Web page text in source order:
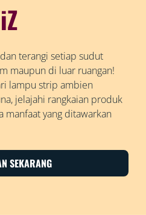
terangi setiap sudut
maupun di luar ruangan!
lampu strip ambien
jelajahi rangkaian produk
manfaat yang ditawarkan
SEKARANG